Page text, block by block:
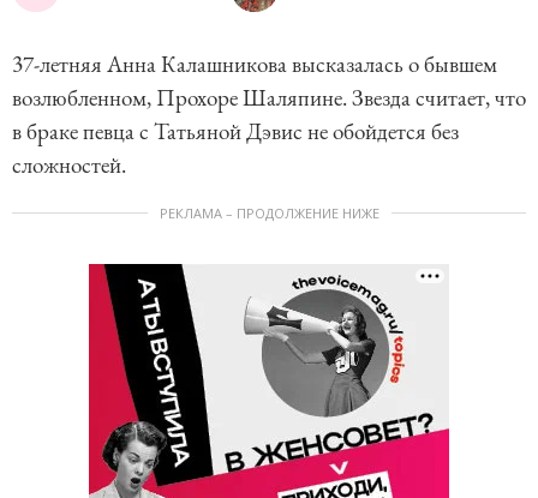
37-летняя Анна Калашникова высказалась о бывшем
возлюбленном, Прохоре Шаляпине. Звезда считает, что
в браке певца с Татьяной Дэвис не обойдется без
сложностей.
РЕКЛАМА – ПРОДОЛЖЕНИЕ НИЖЕ